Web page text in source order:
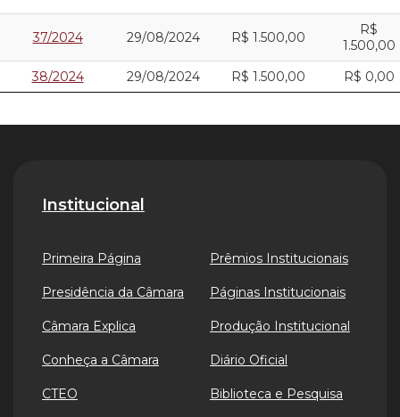
37/2024 29/08/2024 R$ 1.500,00
R$
1.500,00
38/2024
29/08/2024 R$ 1.500,00 R$ 0,00
Institucional
Primeira Página
Presidência da Câmara
Câmara Explica
Conheça a Câmara
CTEO
Prêmios Institucionais
Páginas Institucionais
Produção Institucional
Diário Oficial
Biblioteca e Pesquisa